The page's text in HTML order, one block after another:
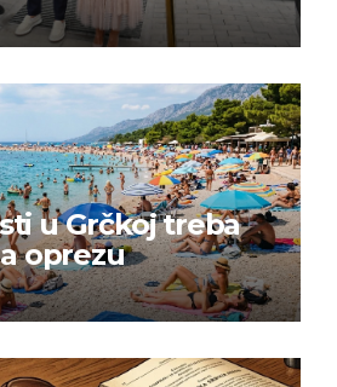
u Grčkoj treba
oprezu